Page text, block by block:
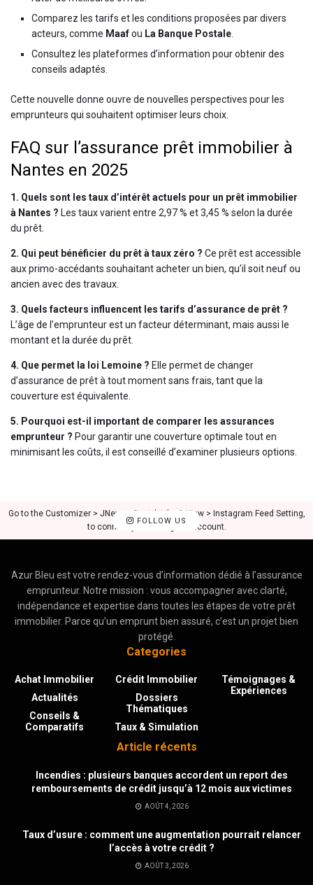
Comparez les tarifs et les conditions proposées par divers
acteurs, comme Maafou La Banque Postale
Consultez les plateformes d’information pour obtenir des
conseils adaptés.
Cette nouvelle donne ouvre de nouvelles perspectives pour les
emprunteurs qui souhaitent optimiser leurs choix.
FAQ sur l’assurance prêt immobilier à
Nantes en 2025
1. Quels sont les taux d’intérêt actuels pour un prêt immobilier
à Nantes ? Les taux varient entre 2,97 % et 3,45 % selon la durée
du prêt.
2. Qui peut bénéficier du prêt à taux zéro ? Ce prêt est accessible
aux primo-accédants souhaitant acheter un bien, qu’il soit neuf ou
ancien avec des travaux.
3. Quels facteurs influencent les tarifs d’assurance de prêt ?
L’âge de l’emprunteur est un facteur déterminant, mais aussi le
montant et la durée du prêt.
4. Que permet la loi Lemoine ? Elle permet de changer
d’assurance de prêt à tout moment sans frais, tant que la
couverture est équivalente.
5. Pourquoi est-il important de comparer les assurances
emprunteur ? Pour garantir une couverture optimale tout en
minimisant les coûts, il est conseillé d’examiner plusieurs options.
FOLLOW US
Go to the Customizer > JNews : Social, Like & View > Instagram Feed Setting,
to connect your Instagram account.
Azur Bleu est votre rendez-vous d’information dédié à l’assurance
emprunteur. Notre mission : vous accompagner avec clarté,
indépendance et expertise dans toutes les étapes de votre prêt
immobilier. Parce qu’un emprunt bien assuré, c’est un projet bien
protégé.
Categories
Achat Immobilier
Actualités
Conseils &
Comparatifs
Crédit Immobilier
Dossiers
Thématiques
Taux & Simulation
Témoignages &
Expériences
Article récents
Incendies : plusieurs banques accordent un report des
remboursements de crédit jusqu’à 12 mois aux victimes
AOÛT 4, 2026
Taux d’usure : comment une augmentation pourrait relancer
l’accès à votre crédit ?
AOÛT 3, 2026